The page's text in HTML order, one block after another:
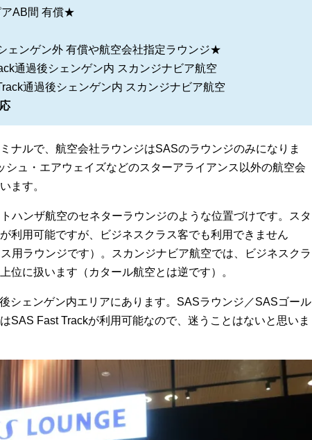
アAB間 有償★
ェンゲン外 有償や航空会社指定ラウンジ★
通過後シェンゲン内 スカンジナビア航空
通過後シェンゲン内 スカンジナビア航空
ナルで、航空会社ラウンジはSASのラウンジのみになりま
シュ・エアウェイズなどのスターアライアンス以外の航空会
ます。
ハンザ航空のセネターラウンジのような位置づけです。スタ
利用可能ですが、ビジネスクラス客でも利用できません
用ラウンジです）。スカンジナビア航空では、ビジネスクラ
位に扱います（カタール航空とは逆です）。
シェンゲン内エリアにあります。SASラウンジ／SASゴール
SAS Fast Trackが利用可能なので、迷うことはないと思いま